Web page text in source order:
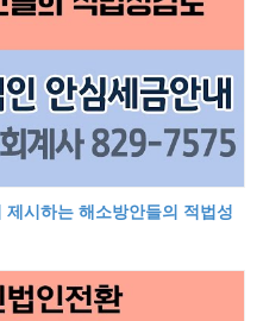
시하는 해소방안들의 적법성